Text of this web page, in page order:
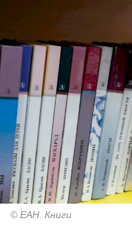
© ЕАН. Книги